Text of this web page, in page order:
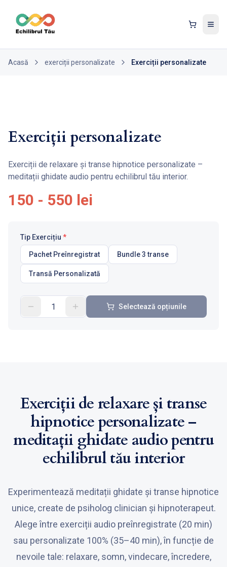
Acasă exerciții personalizate Exerciții personalizate
Exerciții personalizate
Exerciții de relaxare și transe hipnotice personalizate –
meditații ghidate audio pentru echilibrul tău interior.
150 - 550 lei
Tip Exercițiu *
Pachet Preînregistrat Bundle 3 transe
Transă Personalizată
Selectează opțiunile
Exerciții de relaxare și transe
hipnotice personalizate –
meditații ghidate audio pentru
echilibrul tău interior
Experimentează meditații ghidate și transe hipnotice
unice, create de psiholog clinician și hipnoterapeut.
Alege între exerciții audio preînregistrate (20 min)
sau personalizate 100% (35–40 min), în funcție de
nevoile tale: relaxare, somn, vindecare, încredere,